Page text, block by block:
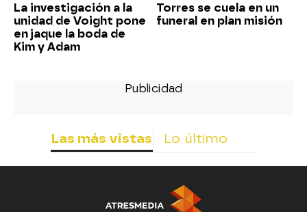
La investigación a la
unidad de Voight pone
en jaque la boda de
Kim y Adam
Torres se cuela en un
funeral en plan misión
Las más vistas Lo último